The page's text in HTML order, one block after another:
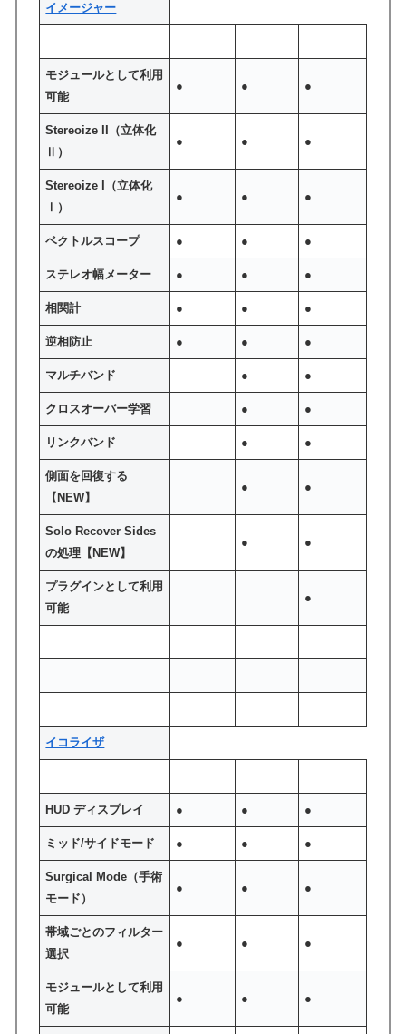
イメージャー
モジュールとして利用
可能
● ● ●
Stereoize II（立体化
Ⅱ）
● ● ●
Stereoize I（立体化
Ⅰ）
● ● ●
ベクトルスコープ ● ● ●
ステレオ幅メーター ● ● ●
相関計 ● ● ●
逆相防止 ● ● ●
マルチバンド ● ●
クロスオーバー学習 ● ●
リンクバンド ● ●
側面を回復する
【NEW】
● ●
Solo Recover Sides
の処理【NEW】
● ●
プラグインとして利用
可能
●
イコライザ
HUD ディスプレイ ● ● ●
ミッド/サイドモード ● ● ●
Surgical Mode（手術
モード）
● ● ●
帯域ごとのフィルター
選択
● ● ●
モジュールとして利用
可能
● ● ●